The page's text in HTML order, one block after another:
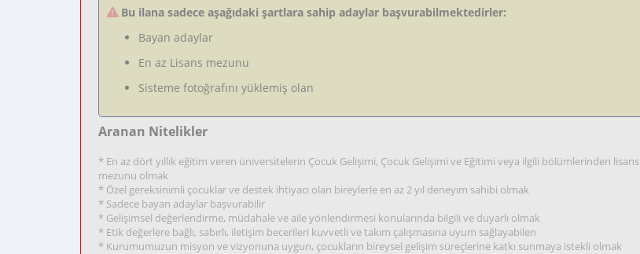
Bu ilana sadece aşağıdaki şartlara sahip adaylar başvurabilmektedirler:
Bayan adaylar
En az Lisans mezunu
Sisteme fotoğrafını yüklemiş olan
Aranan Nitelikler
* En az dört yıllık eğitim veren üniversitelerin Çocuk Gelişimi, Çocuk Gelişimi ve Eğitimi veya ilgili bölümlerinden lisans
mezunu olmak
* Özel gereksinimli çocuklar ve destek ihtiyacı olan bireylerle en az 2 yıl deneyim sahibi olmak
* Sadece bayan adaylar başvurabilir
* Gelişimsel değerlendirme, müdahale ve aile yönlendirmesi konularında bilgili ve duyarlı olmak
* Etik değerlere bağlı, sabırlı, iletişim becerileri kuvvetli ve takım çalışmasına uyum sağlayabilen
* Kurumumuzun misyon ve vizyonuna uygun, çocukların bireysel gelişim süreçlerine katkı sunmaya istekli olmak